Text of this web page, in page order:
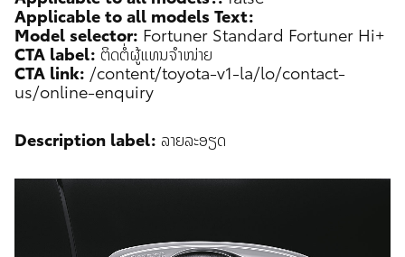
Applicable to all models Text:
Model selector: Fortuner Standard Fortuner Hi+
CTA label: ຕິດຕໍ່ຜູ້ແທນຈຳໜ່າຍ
CTA link: /content/toyota-v1-la/lo/contact-
us/online-enquiry
Description label: ລາຍລະອຽດ